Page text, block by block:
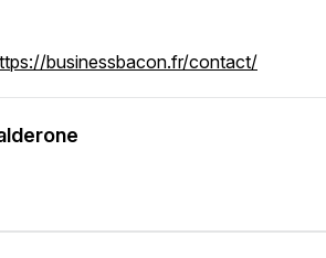
businessbacon.fr/contact/